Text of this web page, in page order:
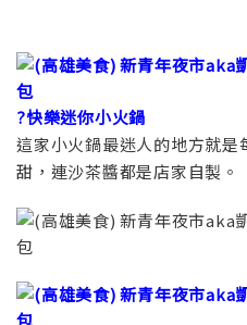
?快樂迷你小火鍋
這家小火鍋最迷人的地方就
甜，連沙茶醬都是店家自製。